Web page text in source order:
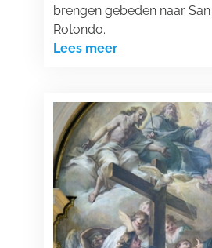
brengen gebeden naar
Rotondo.
Lees meer